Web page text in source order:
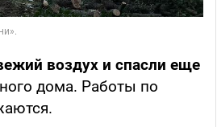
воздух и спасли еще
дома. Работы по